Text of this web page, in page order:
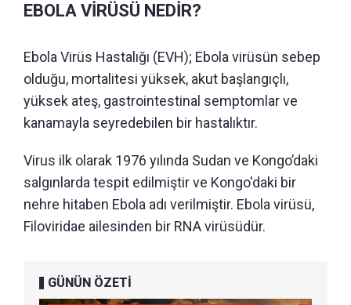
EBOLA VİRÜSÜ NEDİR?
Ebola Virüs Hastalığı (EVH); Ebola virüsün sebep
olduğu, mortalitesi yüksek, akut başlangıçlı,
yüksek ateş, gastrointestinal semptomlar ve
kanamayla seyredebilen bir hastalıktır.
Virus ilk olarak 1976 yılında Sudan ve Kongo’daki
salgınlarda tespit edilmiştir ve Kongo'daki bir
nehre hitaben Ebola adı verilmiştir. Ebola virüsü,
Filoviridae ailesinden bir RNA virüsüdür.
GÜNÜN ÖZETİ